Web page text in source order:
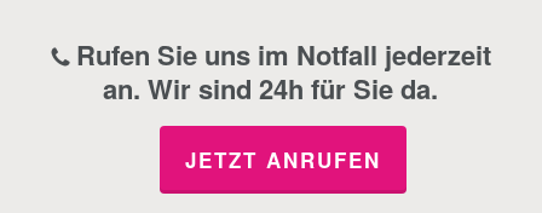
Rufen Sie uns im Notfall jederzeit
an. Wir sind 24h für Sie da.
JETZT ANRUFEN